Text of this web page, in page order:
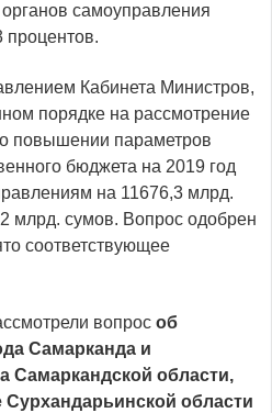
самоуправления
процентов.
Кабинета Министров,
порядке на рассмотрение
повышении параметров
бюджета на 2019 год
на 11676,3 млрд.
млрд. сумов. Вопрос одобрен
соответствующее
вопрос об
Самарканда и
Самаркандской области,
Сурхандарьинской области